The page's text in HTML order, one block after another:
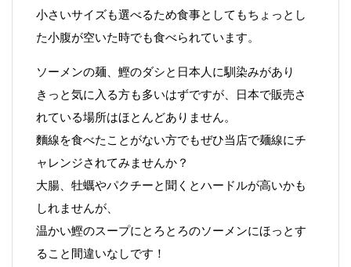
小さいサイズも選べるため食事としてもちょっとし
た小腹が空いた時でも食べられています。
ソーメンの麺、鰹のダシと日本人に馴染みがあり
きっと気に入る方も多いはずですが、日本で販売さ
れている場所はほとんどありません。
麵線を食べたことがない方でもぜひ当店で麺線にチ
ャレンジされてみませんか？
大腸、牡蠣やパクチーと聞くとハードルが高いかも
しれませんが、
温かい鰹のスープにとろとろのソーメンにほっとす
ること間違いなしです！